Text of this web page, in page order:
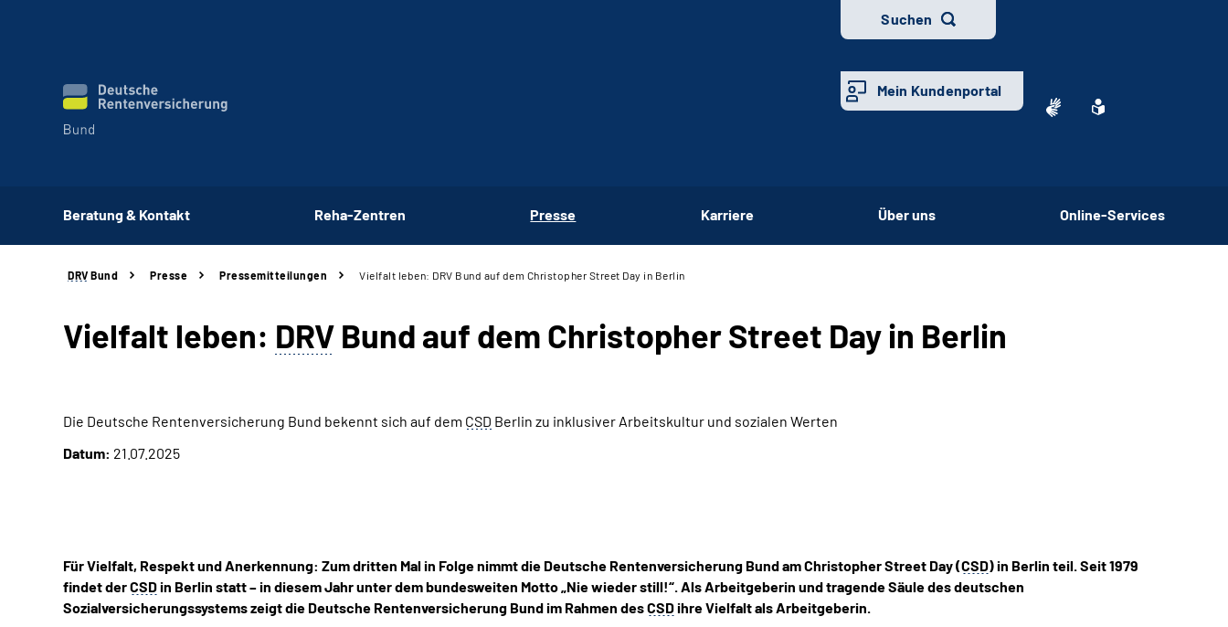
Suchen
Mein Kundenportal
Beratung & Kontakt Reha-Zentren Presse Karriere Über uns Online-Services
DRV Bund Presse Pressemitteilungen Vielfalt leben: DRV Bund auf dem Christopher Street Day in Berlin
Vielfalt leben: DRV Bund auf dem Christopher Street Day in Berlin
Die Deutsche Rentenversicherung Bund bekennt sich auf dem CSD Berlin zu inklusiver Arbeitskultur und sozialen Werten
Datum: 21.07.2025
Für Vielfalt, Respekt und Anerkennung: Zum dritten Mal in Folge nimmt die Deutsche Rentenversicherung Bund am Christopher Street Day (CSD) in Berlin teil. Seit 1979
findet derCSDin Berlin statt – in diesem Jahr unter dem bundesweiten Motto „Nie wieder still!“. Als Arbeitgeberin und tragende Säule des deutschen
Sozialversicherungssystems zeigt die Deutsche Rentenversicherung Bund im Rahmen desCSDihre Vielfalt als Arbeitgeberin.